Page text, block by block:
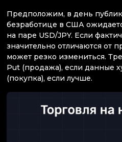
Предположим, в день
безработице в США
на паре USD/JPY. Если
значительно отличаются от
может резко измениться.
Put (продажа), если данные
(покупка), если лучше.